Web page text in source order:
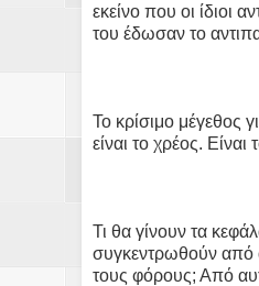
εκείνο που οι ίδιοι
του έδωσαν το
Το κρίσιμο μέγεθος
είναι το χρέος.
Τι θα γίνουν τα
συγκεντρωθούν από
τους φόρους; Από